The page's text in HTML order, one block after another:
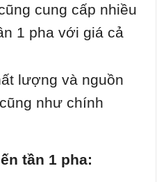
cung cấp nhiều
1 pha với giá cả
lượng và nguồn
như chính
tần 1 pha: